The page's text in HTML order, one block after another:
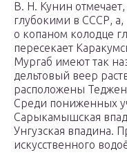
В. Н. Кунин
глубокими в СССР,
о копаном колодце
пересекает
Мургаб имеют так
дельтовый веер
расположены
Среди пониженных
Сарыкамышская
Унгузская впадина.
искусственного